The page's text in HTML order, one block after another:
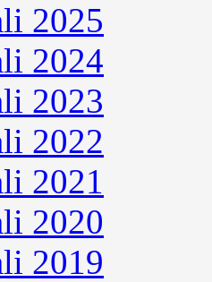
2025
2024
2023
2022
2021
2020
2019